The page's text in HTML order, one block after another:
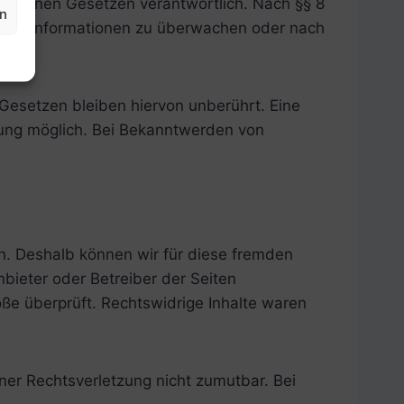
Informationen zu überwachen oder nach
bleiben hiervon unberührt. Eine
möglich. Bei Bekanntwerden von
Deshalb können wir für diese fremden
oder Betreiber der Seiten
überprüft. Rechtswidrige Inhalte waren
Rechtsverletzung nicht zumutbar. Bei